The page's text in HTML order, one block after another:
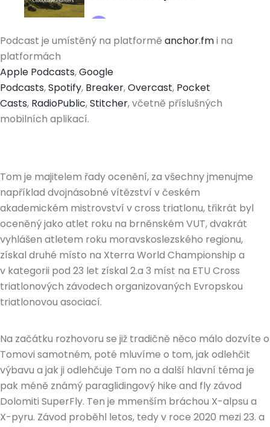
Podcast je umístěný na platforměanchor.fmi na
platformách
Apple Podcasts,Google
Podcasts,Spotify, Breaker,Overcast, Pocket
Casts, RadioPublic,Stitcher, včetně příslušných
mobilních aplikací.
Tom je majitelem řady ocenění, za všechny jmenujme
například dvojnásobné vítězství v českém
akademickém mistrovství v cross triatlonu, třikrát byl
oceněný jako atlet roku na brněnském VUT, dvakrát
vyhlášen atletem roku moravskoslezského regionu,
získal druhé místo na Xterra World Championship a
v kategorii pod 23 let získal 2.a 3 míst na ETU Cross
triatlonových závodech organizovaných Evropskou
triatlonovou asociací.
Na začátku rozhovoru se již tradičně něco málo dozvíte o
Tomovi samotném, poté mluvíme o tom, jak odlehčit
výbavu a jak ji odlehčuje Tom no a další hlavní téma je
pak méně známý paraglidingový hike and fly závod
Dolomiti SuperFly. Ten je mmenším bráchou X-alpsu a
X-pyru. Závod proběhl letos, tedy v roce 2020 mezi 23. a